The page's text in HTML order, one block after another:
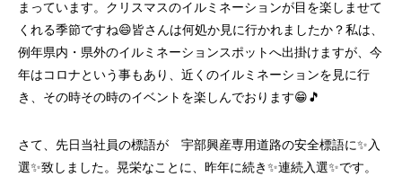
まっています。クリスマスのイルミネーションが目を楽しませて
くれる季節ですね😄皆さんは何処か見に行かれましたか？私は、
例年県内・県外のイルミネーションスポットへ出掛けますが、今
年はコロナという事もあり、近くのイルミネーションを見に行
き、その時その時のイベントを楽しんでおります😁🎵
さて、先日当社員の標語が 宇部興産専用道路の安全標語に✨入
選✨致しました。晃栄なことに、昨年に続き✨連続入選✨です。